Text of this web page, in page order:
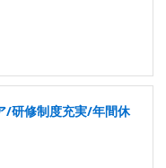
/研修制度充実/年間休